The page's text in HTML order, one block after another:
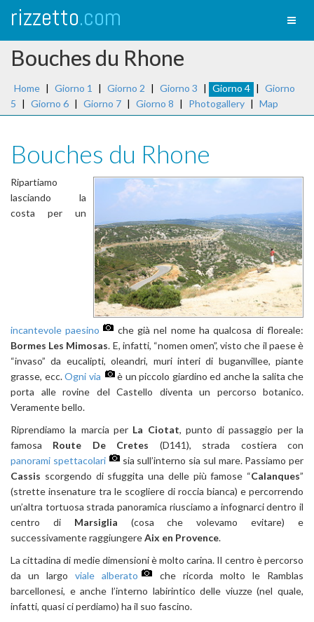
rizzetto.com
Bouches du Rhone
Home | Giorno 1 | Giorno 2 | Giorno 3 | Giorno 4 | Giorno
5 | Giorno 6 | Giorno 7 | Giorno 8 | Photogallery | Map
Bouches du Rhone
Ripartiamo
lasciando la
costa per un
incantevole paesino
che già nel nome ha qualcosa di floreale:
Bormes Les Mimosas. E, infatti, “nomen omen”, visto che il paese è
“invaso” da eucalipti, oleandri, muri interi di buganvillee, piante
grasse, ecc.Ogni via
è un piccolo giardino ed anche la salita che
porta alle rovine del Castello diventa un percorso botanico.
Veramente bello.
Riprendiamo la marcia per La Ciotat, punto di passaggio per la
famosa Route De Cretes (D141), strada costiera con
panorami spettacolari
sia sull’interno sia sul mare. Passiamo per
Cassis scorgendo di sfuggita una delle più famose “Calanques”
(strette insenature tra le scogliere di roccia bianca) e percorrendo
un’altra tortuosa strada panoramica riusciamo a infognarci dentro il
centro di Marsiglia (cosa che volevamo evitare) e
successivamente raggiungereAix en Provence.
La cittadina di medie dimensioni è molto carina. Il centro è percorso
da un largoviale alberato
che ricorda molto le Ramblas
barcellonesi, e anche l’interno labirintico delle viuzze (nel quale,
infatti, quasi ci perdiamo) ha il suo fascino.